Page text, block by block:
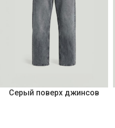
Серый поверх джинсов